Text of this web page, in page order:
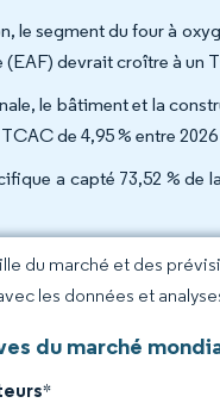
le segment du four à
devrait croître à un
le bâtiment et la
de 4,95 % entre 2026
a capté 73,52 % de
du marché et des
les données et
du marché
*